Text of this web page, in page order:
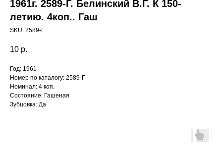
1961г. 2589-Г. Белинский В.Г. К 150-
летию. 4коп.. Гаш
SKU: 2589-Г
10 р.
Год: 1961
Номер по каталогу: 2589-Г
Номинал: 4 коп.
Состояние: Гашеная
Зубцовка: Да